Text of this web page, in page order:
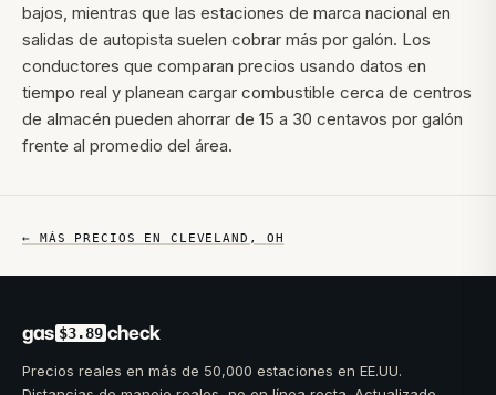
bajos, mientras que las estaciones de marca nacional en
salidas de autopista suelen cobrar más por galón. Los
conductores que comparan precios usando datos en
tiempo real y planean cargar combustible cerca de centros
de almacén pueden ahorrar de 15 a 30 centavos por galón
frente al promedio del área.
← MÁS PRECIOS EN CLEVELAND , OH
gas $3.89 check
Precios reales en más de 50,000 estaciones en EE.UU.